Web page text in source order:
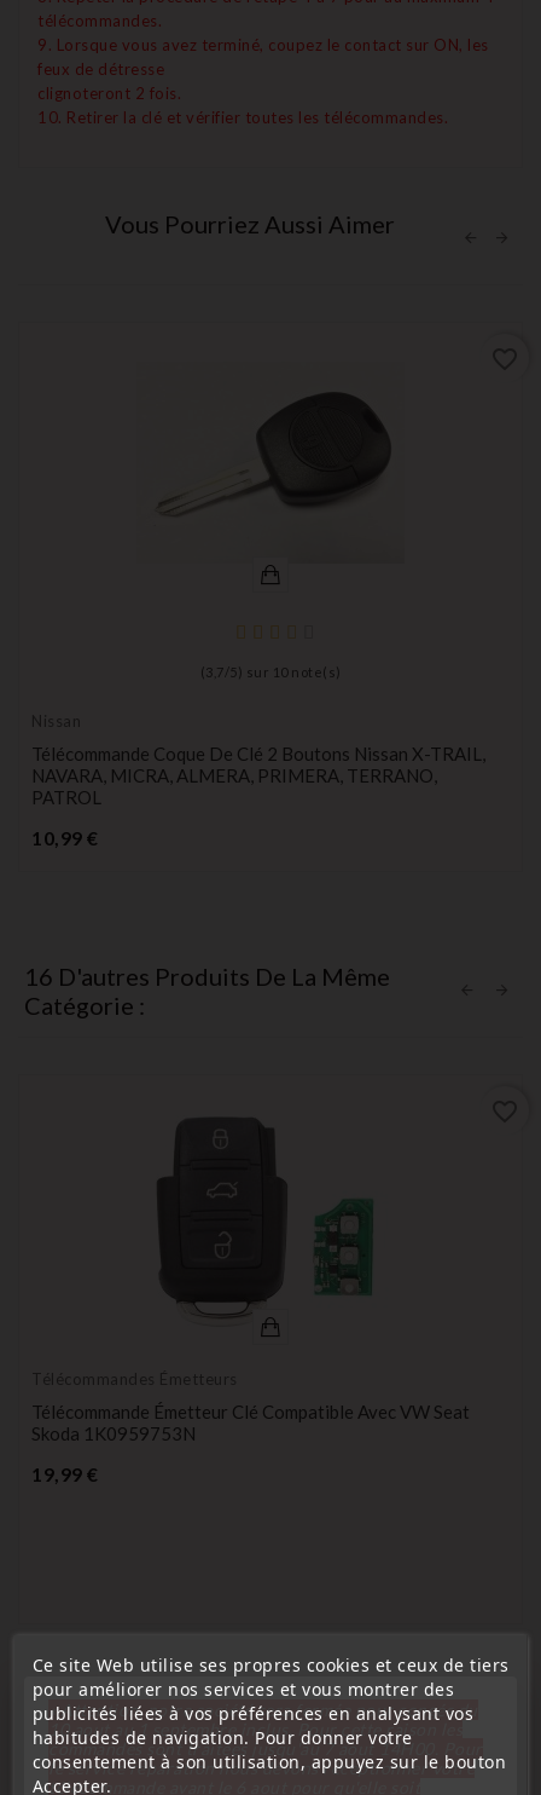
télécommandes.
9. Lorsque vous avez terminé, coupez le contact sur ON, les
feux de détresse
clignoteront 2 fois.
10. Retirer la clé et vérifier toutes les télécommandes.
Vous Pourriez Aussi Aimer
( 3,7 / 5) sur 10note(s)
Nissan
Télécommande Coque De Clé 2 Boutons Nissan X-TRAIL,
NAVARA, MICRA, ALMERA, PRIMERA, TERRANO,
PATROL
10,99 €
16 D'autres Produits De La Même
Catégorie :
Télécommandes Émetteurs
Télécommande Émetteur Clé Compatible Avec VW Seat
Skoda 1K0959753N
19,99 €
Les Clients Qui Ont Acheté Ce Produit
Ont Également Acheté :
Ce site Web utilise ses propres cookies et ceux de tiers
pour améliorer nos services et vous montrer des
publicités liées à vos préférences en analysant vos
habitudes de navigation. Pour donner votre
consentement à son utilisation, appuyez sur le bouton
Accepter.
« Attention, notre société sera fermée pour congés du
10 aout au 1 septembre inclus. Pour cette raison les
commandes sont traitées jusqu'au 7 aout 14H00. Pour
le service réparation nous devons réceptionner votre
télécommande avant le 6 aout pour qu'elle soit